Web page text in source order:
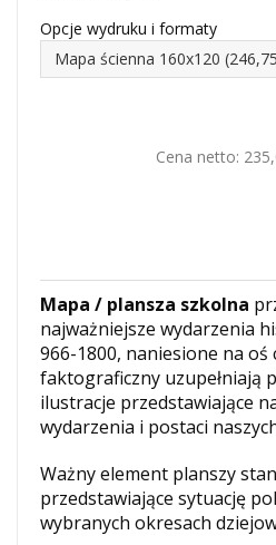
Opcje wydruku i formaty
Mapa ścienna 160x120
Cena netto:
Mapa / plansza szkolna
najważniejsze wydarzenia
966-1800, naniesione na oś
faktograficzny uzupełniają
ilustracje przedstawiające
wydarzenia i postaci
Ważny element planszy
przedstawiające sytuację
wybranych okresach